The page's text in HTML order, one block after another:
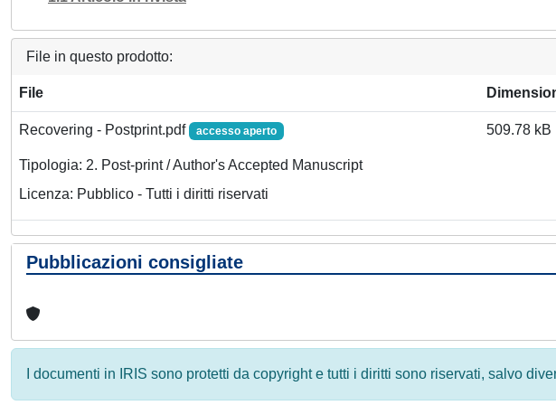
File in questo prodotto:
File
Recovering - Postprint.pdf accesso aperto
Tipologia: 2. Post-print / Author's Accepted Manuscript
Licenza: Pubblico - Tutti i diritti riservati
509.78 kB
Pubblicazioni consigliate
I documenti in IRIS sono protetti da copyright e tutti i diritti sono riservati, salvo